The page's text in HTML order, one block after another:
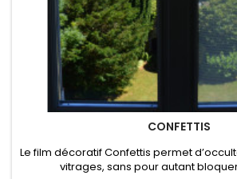
CONFETTIS
Le film décoratif Confettis permet
vitrages, sans pour autant